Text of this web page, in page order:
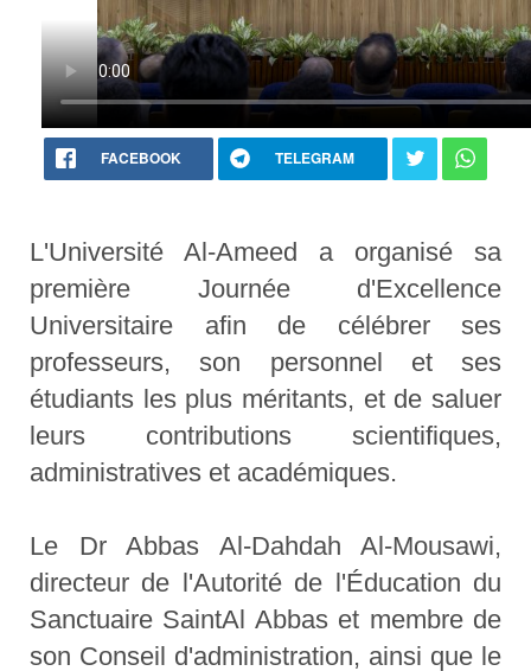
FACEBOOK TELEGRAM
L'Université Al-Ameed a organisé sa
première Journée d'Excellence
Universitaire afin de célébrer ses
professeurs, son personnel et ses
étudiants les plus méritants, et de saluer
leurs contributions scientifiques,
administratives et académiques.
Le Dr Abbas Al-Dahdah Al-Mousawi,
directeur de l'Autorité de l'Éducation du
Sanctuaire SaintAl Abbas et membre de
son Conseil d'administration, ainsi que le